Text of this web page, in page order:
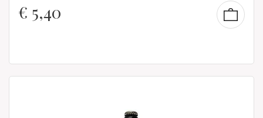
€ 5,40